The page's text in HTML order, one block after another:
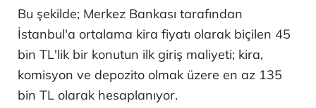
Bu şekilde; Merkez Bankası tarafından
İstanbul'a ortalama kira fiyatı olarak biçilen 45
bin TL'lik bir konutun ilk giriş maliyeti; kira,
komisyon ve depozito olmak üzere en az 135
bin TL olarak hesaplanıyor.